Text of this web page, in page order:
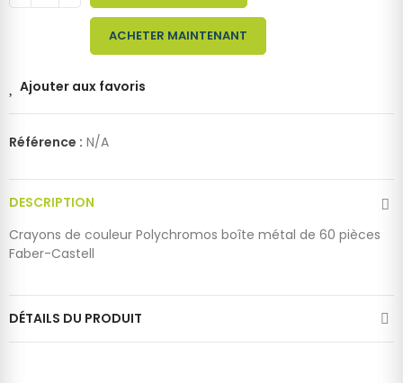
ACHETER MAINTENANT
Ajouter aux favoris
Référence : N/A
DESCRIPTION
Crayons de couleur Polychromos boîte métal de 60 pièces
Faber-Castell
DÉTAILS DU PRODUIT